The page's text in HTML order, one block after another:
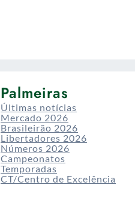
Palmeiras
Últimas notícias
Mercado 2026
Brasileirão 2026
Libertadores 2026
Números 2026
Campeonatos
Temporadas
CT/Centro de Excelência